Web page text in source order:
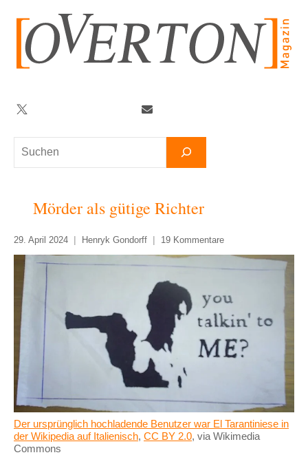
springen
Suchen
Twitter
Mörder als gütige Richter
29. April 2024 Henryk Gondorff 19 Kommentare
Der ursprünglich hochladende Benutzer war El Tarantiniese in
der Wikipedia auf Italienisch, CC BY 2.0, via Wikimedia
Commons